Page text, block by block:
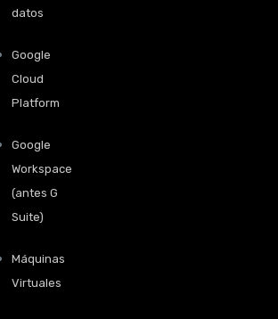
datos
Google
Cloud
Platform
Google
Workspace
(antes G
Suite)
Máquinas
Virtuales